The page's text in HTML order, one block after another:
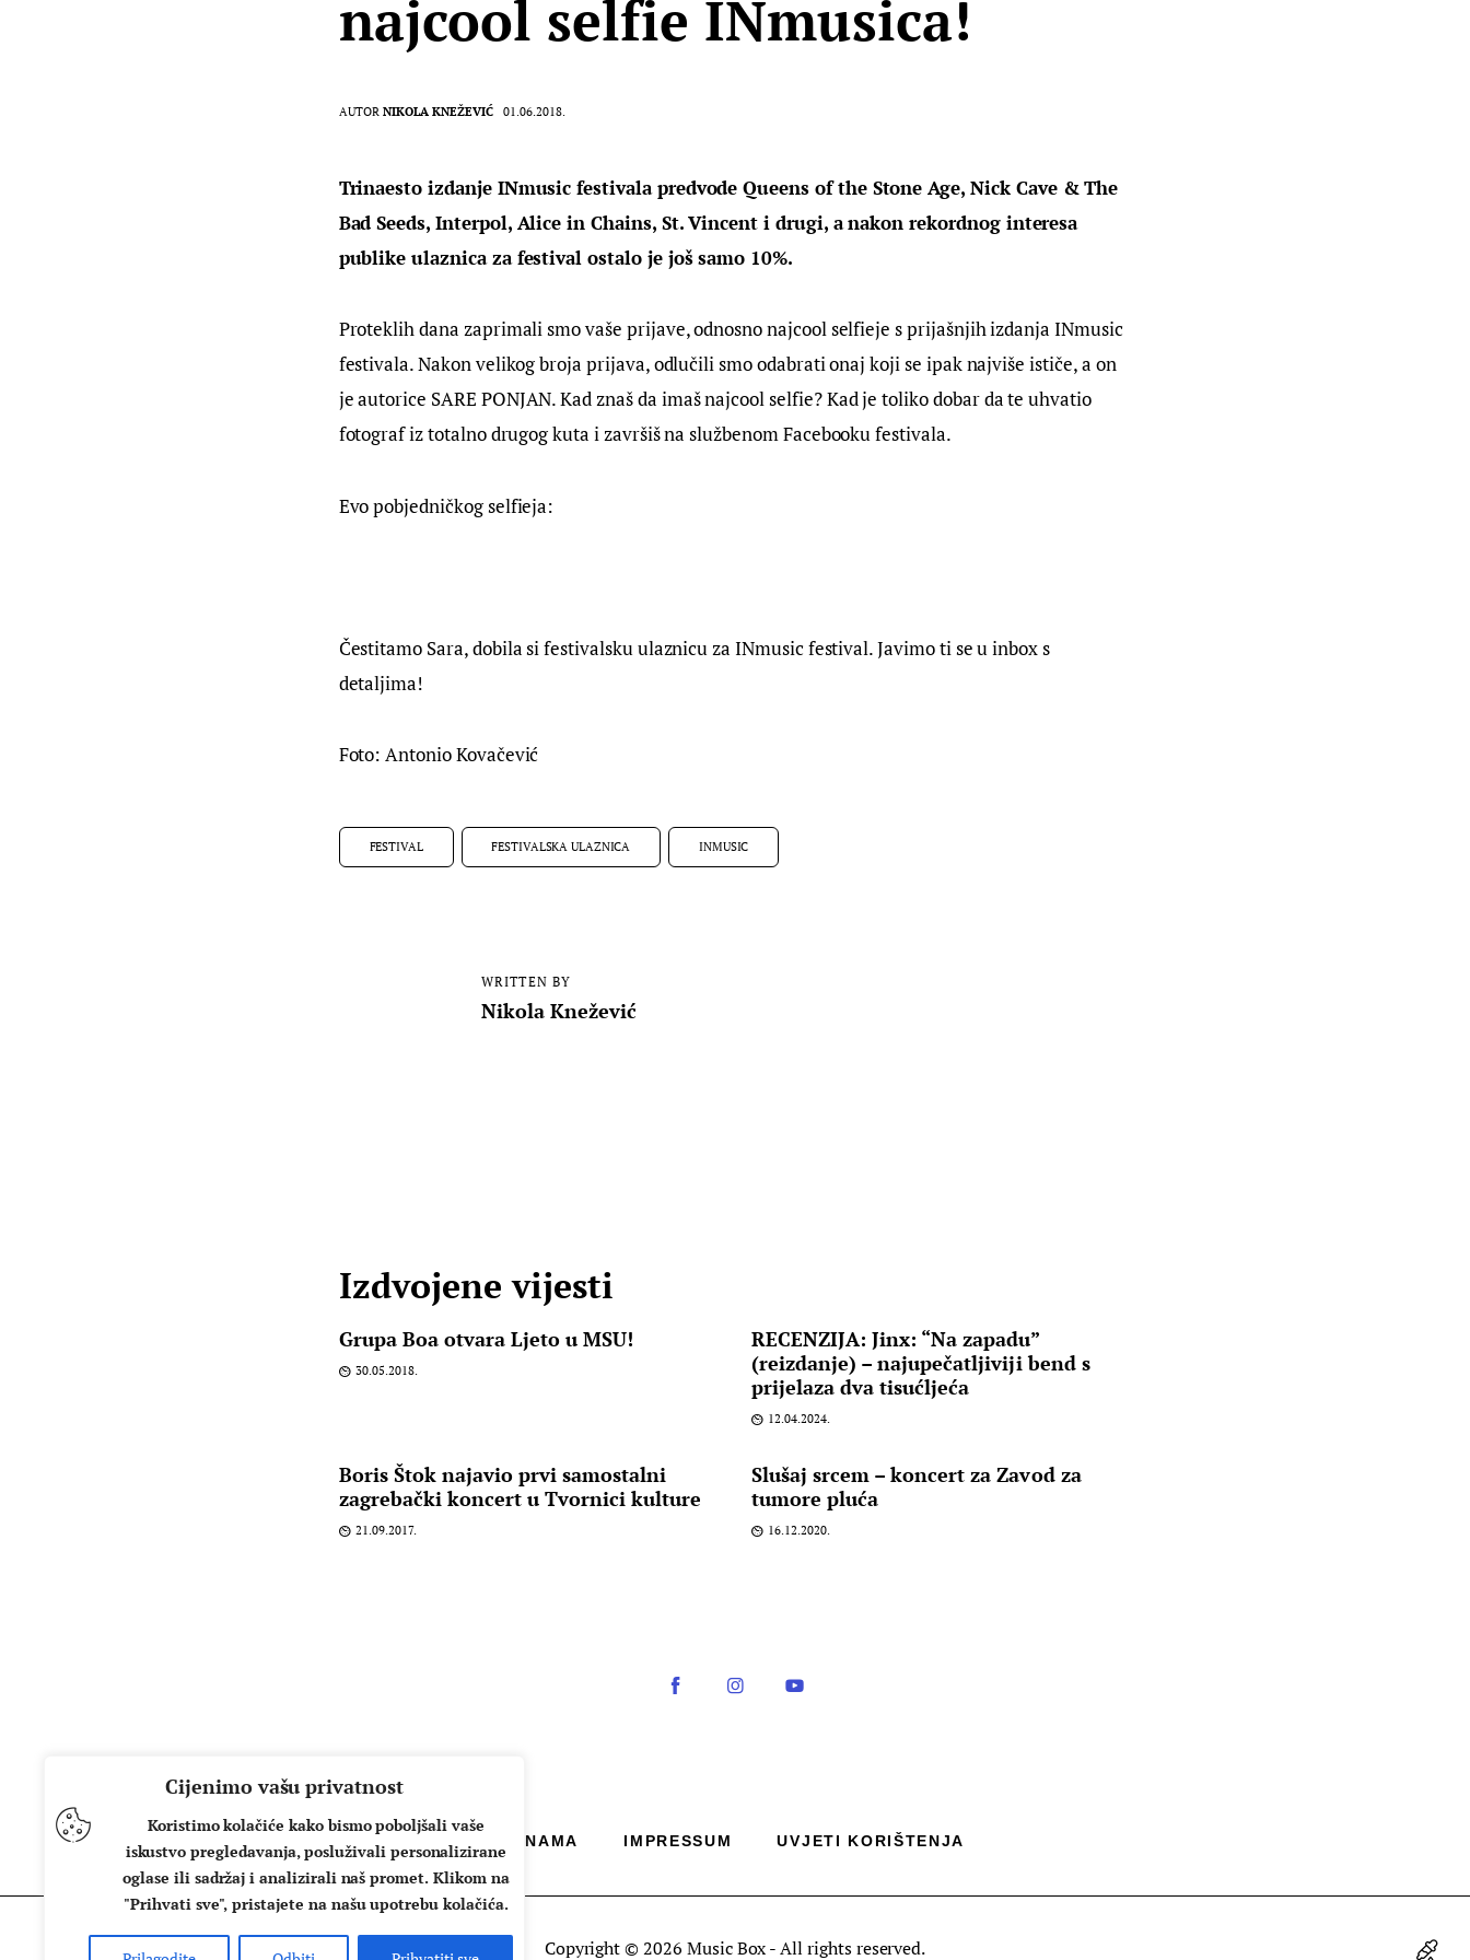
Cijenimo vašu privatnost
Koristimo kolačiće kako bismo poboljšali vaše
iskustvo pregledavanja, posluživali personalizirane
oglase ili sadržaj i analizirali naš promet. Klikom na
"Prihvati sve", pristajete na našu upotrebu kolačića.
najcool selfie INmusica!
AUTOR NIKOLA KNEŽEVIĆ 01.06.2018.
Trinaesto izdanje INmusic festivala predvode Queens of the Stone Age, Nick Cave & The
Bad Seeds, Interpol, Alice in Chains, St. Vincent i drugi, a nakon rekordnog interesa
publike ulaznica za festival ostalo je još samo 10%.
Proteklih dana zaprimali smo vaše prijave, odnosno najcool selfieje s prijašnjih izdanja INmusic
festivala. Nakon velikog broja prijava, odlučili smo odabrati onaj koji se ipak najviše ističe, a on
je autorice SARE PONJAN. Kad znaš da imaš najcool selfie? Kad je toliko dobar da te uhvatio
fotograf iz totalno drugog kuta i završiš na službenom Facebooku festivala.
Evo pobjedničkog selfieja:
Čestitamo Sara, dobila si festivalsku ulaznicu za INmusic festival. Javimo ti se u inbox s
detaljima!
Foto: Antonio Kovačević
FESTIVAL FESTIVALSKA ULAZNICA INMUSIC
WRITTEN BY
Nikola Knežević
Izdvojene vijesti
Grupa Boa otvara Ljeto u MSU!
30.05.2018.
RECENZIJA: Jinx: “Na zapadu”
(reizdanje) – najupečatljiviji bend s
prijelaza dva tisućljeća
12.04.2024.
Boris Štok najavio prvi samostalni
zagrebački koncert u Tvornici kulture
21.09.2017.
Slušaj srcem – koncert za Zavod za
tumore pluća
16.12.2020.
O NAMA IMPRESSUM UVJETI KORIŠTENJA
Copyright © 2026 Music Box - All rights reserved.